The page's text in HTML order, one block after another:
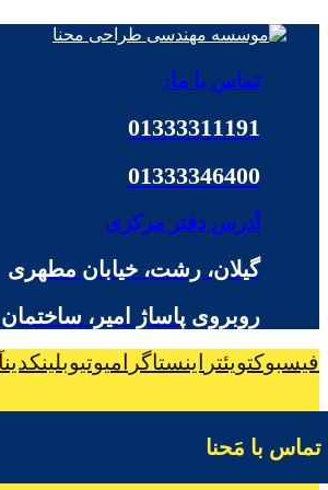
تماس با ما:
01333311191
01333346400
آدرس دفتر مرکزی
گیلان، رشت، خیابان مطهری
روبروی پاساژ امیر،
فیسبوکتویئتر اینستاگرامیوتیوبلینکدین
تماس با مَحنا